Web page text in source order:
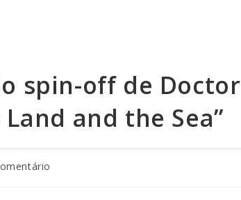
spin-off de Doctor
and the Sea”